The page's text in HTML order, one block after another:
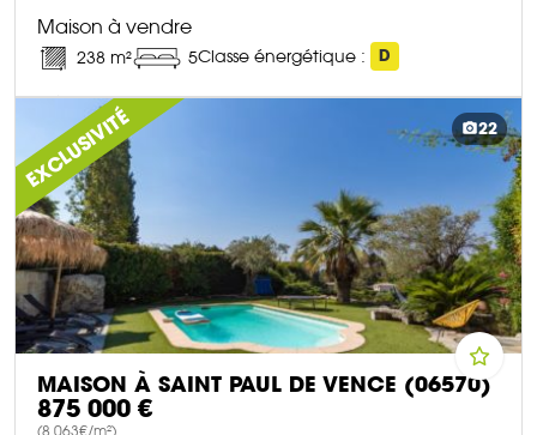
Maison à vendre
238 m² 5Classe énergétique : D
DÉCOUVRIR CE BIEN
EXCLUSIVITÉ 22
MAISON À SAINT PAUL DE VENCE (06570)
875 000 €
(8 063€/m²)